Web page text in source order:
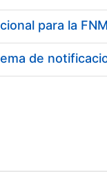
para la
de